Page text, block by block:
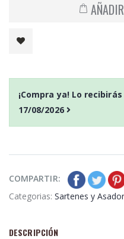
¡Compra ya! Lo
17/08/2026
COMPARTIR:
Categorias: Sartenes y
DESCRIPCIÓN